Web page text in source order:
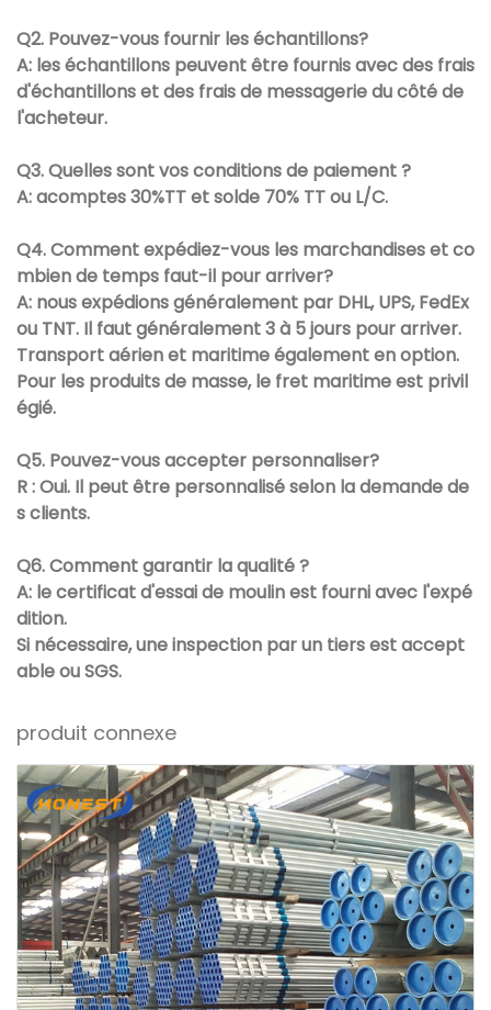
Q2. Pouvez-vous fournir les échantillons?
A: les échantillons peuvent être fournis avec des frais
d'échantillons et des frais de messagerie du côté de
l'acheteur.
Q3. Quelles sont vos conditions de paiement ?
A: acomptes 30%TT et solde 70% TT ou L/C.
Q4. Comment expédiez-vous les marchandises et co
mbien de temps faut-il pour arriver?
A: nous expédions généralement par DHL, UPS, FedEx
ou TNT. Il faut généralement 3 à 5 jours pour arriver.
Transport aérien et maritime également en option.
Pour les produits de masse, le fret maritime est privil
égié.
Q5. Pouvez-vous accepter personnaliser?
R : Oui. Il peut être personnalisé selon la demande de
s clients.
Q6. Comment garantir la qualité ?
A: le certificat d'essai de moulin est fourni avec l'expé
dition.
Si nécessaire, une inspection par un tiers est accept
able ou SGS.
produit connexe